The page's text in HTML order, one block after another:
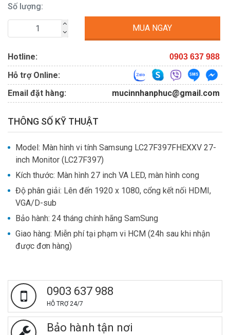
Số lượng:
MUA NGAY
Hotline: 0903 637 988
Hỗ trợ Online:
Email đặt hàng:
mucinnhanphuc@gmail.com
THÔNG SỐ KỸ THUẬT
Model: Màn hình vi tính Samsung LC27F397FHEXXV 27-
inch Monitor ( LC27F397)
Kích thước: Màn hình 27 inch VA LED, màn hình cong
Độ phân giải: Lên đến 1920 x 1080, cổng kết nối HDMI,
VGA/D-sub
Bảo hành: 24 tháng chính hãng SamSung
Giao hàng: Miễn phí tại phạm vi HCM (24h sau khi nhận
được đơn hàng)
0903 637 988
HỖ TRỢ 24/7
Bảo hành tận nơi